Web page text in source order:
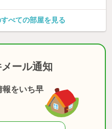
べての部屋を見る
ール通知
報をいち早